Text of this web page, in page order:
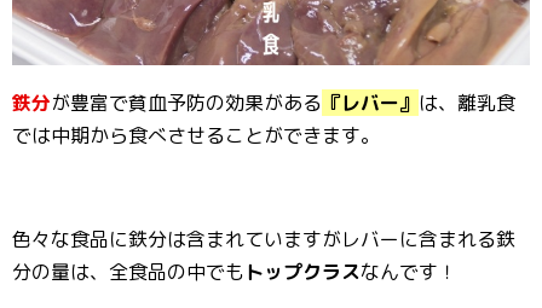
鉄分が豊富で貧血予防の効果がある 『レバー』 は、離乳食
では中期から食べさせることができます。
色々な食品に鉄分は含まれていますがレバーに含まれる鉄
分の量は、全食品の中でもトップクラスなんです！